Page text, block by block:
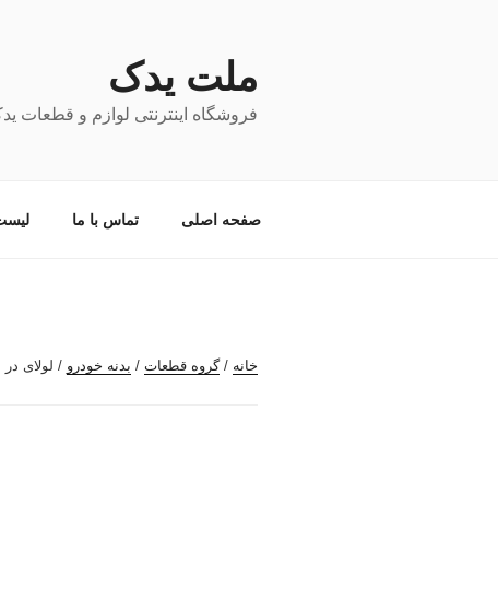
ملت یدک
فروشگاه اینترنتی لوازم و قطعات
صفحه اصلی تماس با ما
خانه /گروه قطعات / بدنه خودرو / لولای در